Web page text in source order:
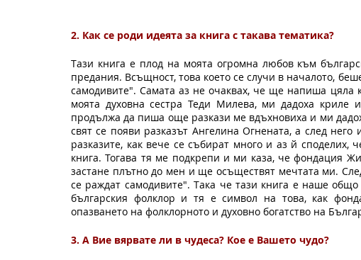
2. Как се роди идеята за книга с такава тематика?
Тази книга е плод на моята огромна любов към
предания. Всъщност, това което се случи в началото,
самодивите". Самата аз не очаквах, че ще напиша цяла
моята духовна сестра Теди Милева, ми дадоха криле
продължа да пиша още разкази ме вдъхновиха и ми
свят се появи разказът Ангелина Огнената, а след
разказите, как вече се събират много и аз й
книга. Тогава тя ме подкрепи и ми каза, че фондация
застане плътно до мен и ще осъществят мечтата ми.
се раждат самодивите". Така че тази книга е наше
българския фолклор и тя е символ на това, как
опазването на фолклорното и духовно богатство на
3. А Вие вярвате ли в чудеса? Кое е Вашето чудо?